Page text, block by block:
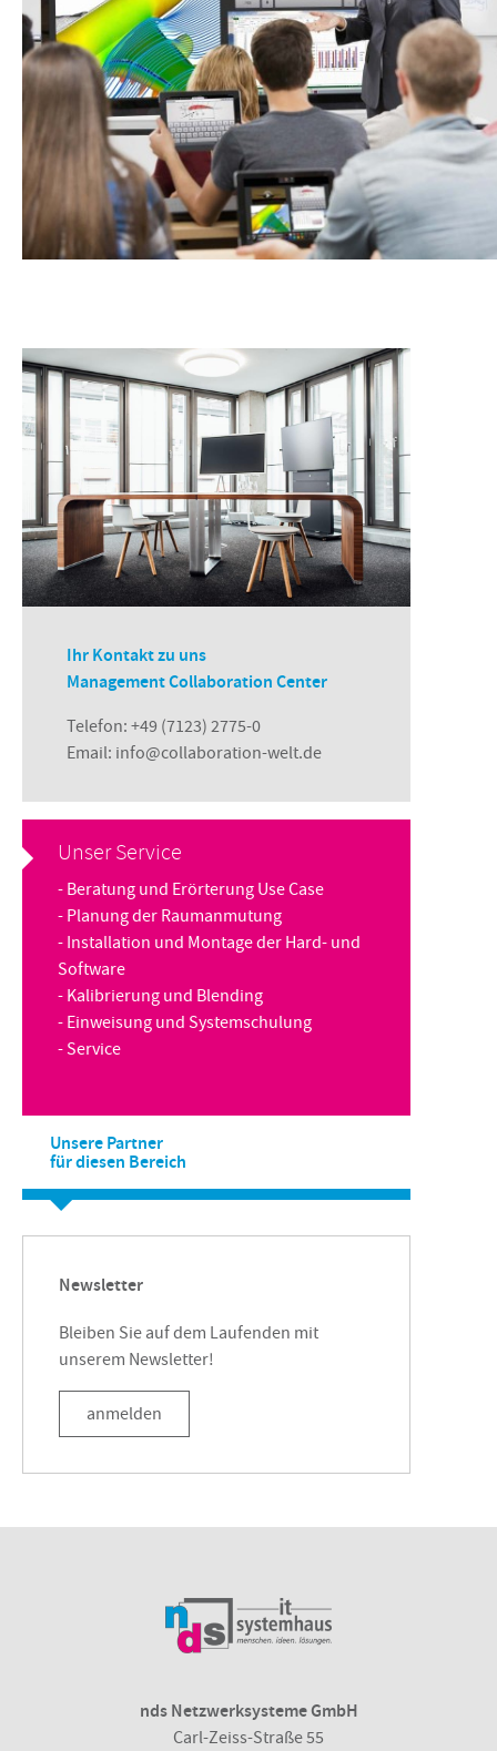
Ihr Kontakt zu uns
Management Collaboration Center
Telefon: +49 (7123) 2775-0
Email: info@collaboration-welt.de
Unser Service
- Beratung und Erörterung Use Case
- Planung der Raumanmutung
- Installation und Montage der Hard- und
Software
- Kalibrierung und Blending
- Einweisung und Systemschulung
- Service
Unsere Partner
für diesen Bereich
Newsletter
Bleiben Sie auf dem Laufenden mit
unserem Newsletter!
anmelden
nds Netzwerksysteme GmbH
Carl-Zeiss-Straße 55